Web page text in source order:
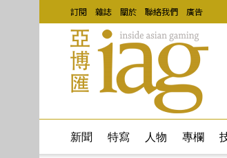
訂閱 雜誌 關於 聯絡我們 廣告
新聞 特寫 人物 專欄